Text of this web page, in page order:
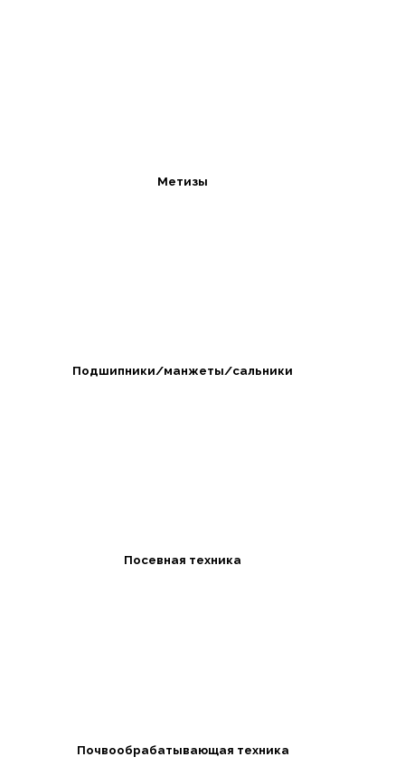
Метизы
Подшипники/манжеты/сальники
Посевная техника
Почвообрабатывающая техника